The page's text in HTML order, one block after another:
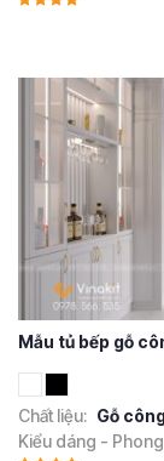
Mẫu tủ bếp gỗ
Chất liệu: Gỗ
Kiểu dáng -